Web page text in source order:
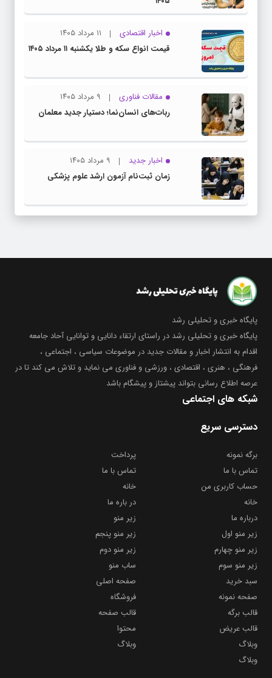
اخبار اقتصادی
۱۱ مرداد ۱۴۰۵
قیمت انواع سکه و طلا یکشنبه ۱۱ مرداد ۱۴۰۵
مقالات فناوری
۹ مرداد ۱۴۰۵
ربات‌های انسان‌نما؛ دستیار جدید معلمان
اخبار جدید
۹ مرداد ۱۴۰۵
زمان ثبت‌نام آزمون ارشد علوم پزشکی
پایگاه خبری و تحلیلی رشد
پایگاه خبری و تحلیلی رشد در راستای ارتقاء دانایی و توانایی آحاد جامعه
اقدام به انتشار اخبار و مقالات جدید در موضوعات سیاسی ، اجتماعی ،
فرهنگی ، هنری ، اقتصادی ، ورزشی و فناوری می نماید و تلاش می کند تا در
عرصه اطلاع رسانی بتواند پیشتاز و پیشگام باشد
شبکه های اجتماعی
دسترسی سریع
برگه نمونه
پرداخت
تماس با ما
تماس با ما
حساب کاربری من
خانه
خانه
در باره ما
درباره ما
زیر منو
زیر منو اول
زیر منو پنجم
زیر منو چهارم
زیر منو دوم
زیر منو سوم
ساب منو
سبد خرید
صفحه اصلی
صفحه نمونه
فروشگاه
قالب برگه
قالب صفحه
قالب عریض
محتوا
وبلاگ
وبلاگ
وبلاگ